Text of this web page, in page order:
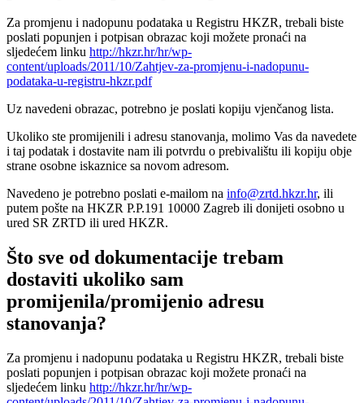
Za promjenu i nadopunu podataka u Registru HKZR, trebali biste
poslati popunjen i potpisan obrazac koji možete pronaći na
sljedećem linku http://hkzr.hr/hr/wp-
content/uploads/2011/10/Zahtjev-za-promjenu-i-nadopunu-
podataka-u-registru-hkzr.pdf
Uz navedeni obrazac, potrebno je poslati kopiju vjenčanog lista.
Ukoliko ste promijenili i adresu stanovanja, molimo Vas da navedete
i taj podatak i dostavite nam ili potvrdu o prebivalištu ili kopiju obje
strane osobne iskaznice sa novom adresom.
Navedeno je potrebno poslati e-mailom na info@zrtd.hkzr.hr, ili
putem pošte na HKZR P.P.191 10000 Zagreb ili donijeti osobno u
ured SR ZRTD ili ured HKZR.
Što sve od dokumentacije trebam
dostaviti ukoliko sam
promijenila/promijenio adresu
stanovanja?
Za promjenu i nadopunu podataka u Registru HKZR, trebali biste
poslati popunjen i potpisan obrazac koji možete pronaći na
sljedećem linku http://hkzr.hr/hr/wp-